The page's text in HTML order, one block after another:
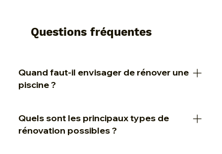
Questions fréquentes
Quand faut-il envisager de rénover une
piscine ?
revêtement (liner, carrelage, coque, etc.) présente
des fissures, fuites ou décolorations. Les
Quels sont les principaux types de
rénovation possibles ?